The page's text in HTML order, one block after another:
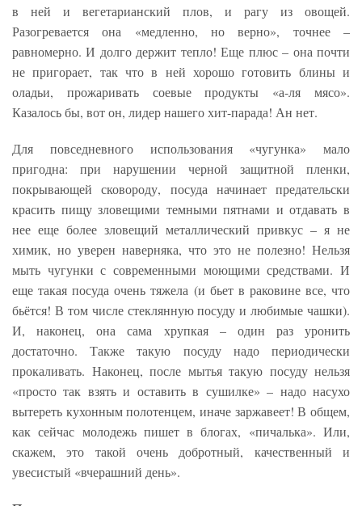
в ней и вегетарианский плов, и рагу из овощей.
Разогревается она «медленно, но верно», точнее –
равномерно. И долго держит тепло! Еще плюс – она почти
не пригорает, так что в ней хорошо готовить блины и
оладьи, прожаривать соевые продукты «а-ля мясо».
Казалось бы, вот он, лидер нашего хит-парада! Ан нет.
Для повседневного использования «чугунка» мало
пригодна: при нарушении черной защитной пленки,
покрывающей сковороду, посуда начинает предательски
красить пищу зловещими темными пятнами и отдавать в
нее еще более зловещий металлический привкус – я не
химик, но уверен наверняка, что это не полезно! Нельзя
мыть чугунки с современными моющими средствами. И
еще такая посуда очень тяжела (и бьет в раковине все, что
бьётся! В том числе стеклянную посуду и любимые чашки).
И, наконец, она сама хрупкая – один раз уронить
достаточно. Также такую посуду надо периодически
прокаливать. Наконец, после мытья такую посуду нельзя
«просто так взять и оставить в сушилке» – надо насухо
вытереть кухонным полотенцем, иначе заржавеет! В общем,
как сейчас молодежь пишет в блогах, «пичалька». Или,
скажем, это такой очень добротный, качественный и
увесистый «вчерашний день».